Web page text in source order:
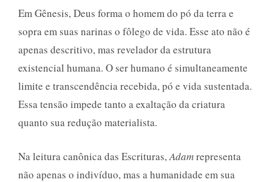
Em Gênesis, Deus forma o homem do pó da terra e
sopra em suas narinas o fôlego de vida. Esse ato não é
apenas descritivo, mas revelador da estrutura
existencial humana. O ser humano é simultaneamente
limite e transcendência recebida, pó e vida sustentada.
Essa tensão impede tanto a exaltação da criatura
quanto sua redução materialista.
Na leitura canônica das Escrituras, Adamrepresenta
não apenas o indivíduo, mas a humanidade em sua